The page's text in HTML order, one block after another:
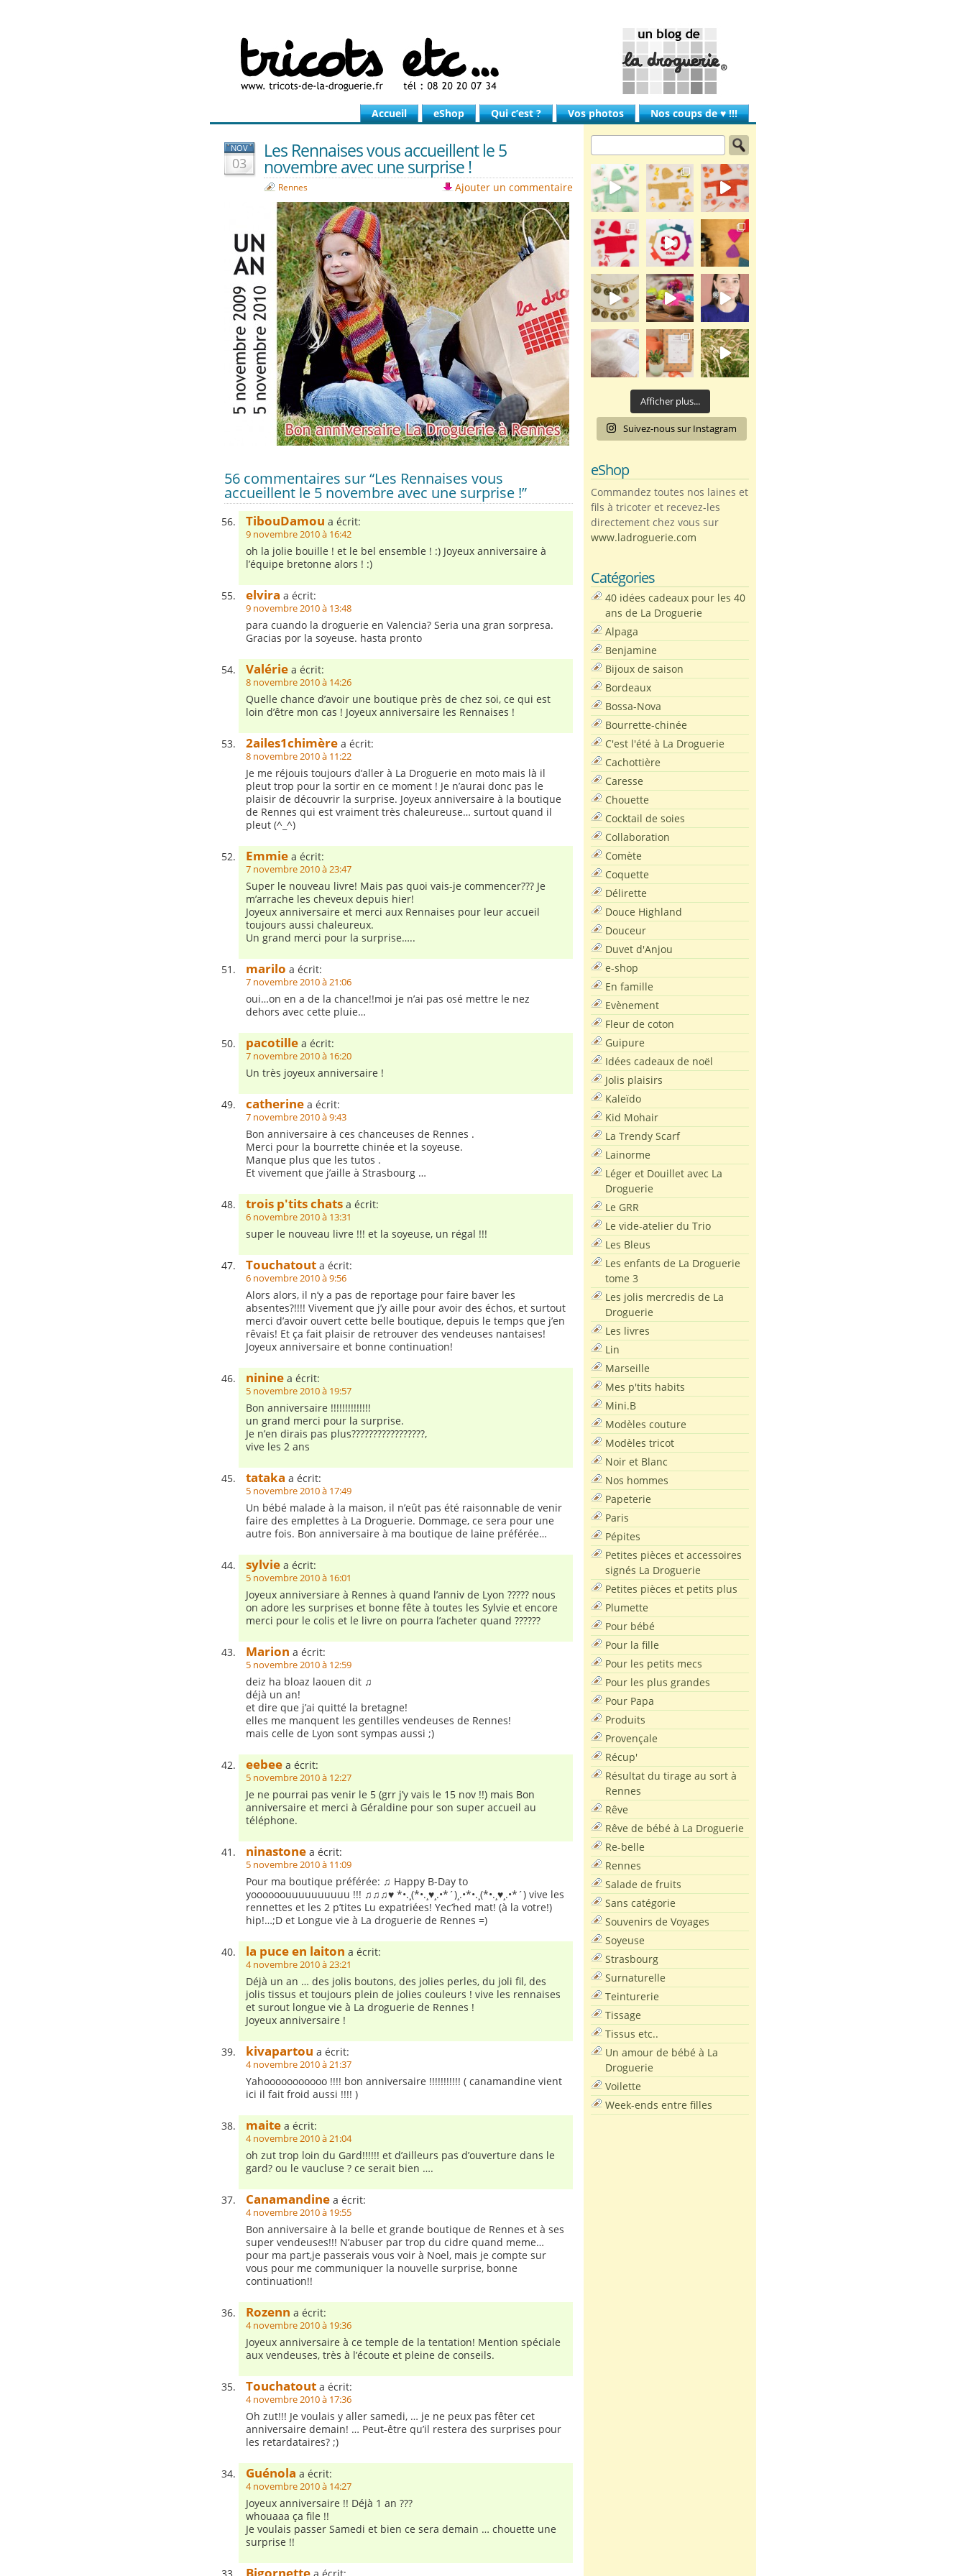
Accueil eShop Qui c’est ? Vos photos Nos coups de ♥ !!!
NOV
03
Les Rennaises vous accueillent le 5
novembre avec une surprise !
Rennes Ajouter un commentaire
56 commentaires sur “Les Rennaises vous
accueillent le 5 novembre avec une surprise !”
TibouDamou a écrit:
9 novembre 2010 à 16:42
oh la jolie bouille ! et le bel ensemble ! :) Joyeux anniversaire à
l’équipe bretonne alors ! :)
elvira a écrit:
9 novembre 2010 à 13:48
para cuando la droguerie en Valencia? Seria una gran sorpresa.
Gracias por la soyeuse. hasta pronto
Valérie a écrit:
8 novembre 2010 à 14:26
Quelle chance d’avoir une boutique près de chez soi, ce qui est
loin d’être mon cas ! Joyeux anniversaire les Rennaises !
2ailes1chimère a écrit:
8 novembre 2010 à 11:22
Je me réjouis toujours d’aller à La Droguerie en moto mais là il
pleut trop pour la sortir en ce moment ! Je n’aurai donc pas le
plaisir de découvrir la surprise. Joyeux anniversaire à la boutique
de Rennes qui est vraiment très chaleureuse… surtout quand il
pleut (^_^)
Emmie a écrit:
7 novembre 2010 à 23:47
Super le nouveau livre! Mais pas quoi vais-je commencer??? Je
m’arrache les cheveux depuis hier!
Joyeux anniversaire et merci aux Rennaises pour leur accueil
toujours aussi chaleureux.
Un grand merci pour la surprise…..
marilo a écrit:
7 novembre 2010 à 21:06
oui…on en a de la chance!!moi je n’ai pas osé mettre le nez
dehors avec cette pluie…
pacotille a écrit:
7 novembre 2010 à 16:20
Un très joyeux anniversaire !
catherine a écrit:
7 novembre 2010 à 9:43
Bon anniversaire à ces chanceuses de Rennes .
Merci pour la bourrette chinée et la soyeuse.
Manque plus que les tutos .
Et vivement que j’aille à Strasbourg …
trois p'tits chats a écrit:
6 novembre 2010 à 13:31
super le nouveau livre !!! et la soyeuse, un régal !!!
Touchatout a écrit:
6 novembre 2010 à 9:56
Alors alors, il n’y a pas de reportage pour faire baver les
absentes?!!!! Vivement que j’y aille pour avoir des échos, et surtout
merci d’avoir ouvert cette belle boutique, depuis le temps que j’en
rêvais! Et ça fait plaisir de retrouver des vendeuses nantaises!
Joyeux anniversaire et bonne continuation!
ninine a écrit:
5 novembre 2010 à 19:57
Bon anniversaire !!!!!!!!!!!!!!
un grand merci pour la surprise.
Je n’en dirais pas plus?????????????????,
vive les 2 ans
tataka a écrit:
5 novembre 2010 à 17:49
Un bébé malade à la maison, il n’eût pas été raisonnable de venir
faire des emplettes à La Droguerie. Dommage, ce sera pour une
autre fois. Bon anniversaire à ma boutique de laine préférée…
sylvie a écrit:
5 novembre 2010 à 16:01
Joyeux anniversiare à Rennes à quand l’anniv de Lyon ????? nous
on adore les surprises et bonne fête à toutes les Sylvie et encore
merci pour le colis et le livre on pourra l’acheter quand ??????
Marion a écrit:
5 novembre 2010 à 12:59
deiz ha bloaz laouen dit ♫
déjà un an!
et dire que j’ai quitté la bretagne!
elles me manquent les gentilles vendeuses de Rennes!
mais celle de Lyon sont sympas aussi ;)
eebee a écrit:
5 novembre 2010 à 12:27
Je ne pourrai pas venir le 5 (grr j’y vais le 15 nov !!) mais Bon
anniversaire et merci à Géraldine pour son super accueil au
téléphone.
ninastone a écrit:
5 novembre 2010 à 11:09
Pour ma boutique préférée: ♫ Happy B-Day to
yoooooouuuuuuuuuu !!! ♫♫♫♥ *•.¸(*•.¸♥¸.•*´)¸.•*•.¸(*•.¸♥¸.•*´) vive les
rennettes et les 2 p’tites Lu expatriées! Yec’hed mat! (à la votre!)
hip!…;D et Longue vie à La droguerie de Rennes =)
la puce en laiton a écrit:
4 novembre 2010 à 23:21
Déjà un an … des jolis boutons, des jolies perles, du joli fil, des
jolis tissus et toujours plein de jolies couleurs ! vive les rennaises
et surout longue vie à La droguerie de Rennes !
Joyeux anniversaire !
kivapartou a écrit:
4 novembre 2010 à 21:37
Yahooooooooooo !!!! bon anniversaire !!!!!!!!!!! ( canamandine vient
ici il fait froid aussi !!!! )
maite a écrit:
4 novembre 2010 à 21:04
oh zut trop loin du Gard!!!!!! et d’ailleurs pas d’ouverture dans le
gard? ou le vaucluse ? ce serait bien ….
Canamandine a écrit:
4 novembre 2010 à 19:55
Bon anniversaire à la belle et grande boutique de Rennes et à ses
super vendeuses!!! N’abuser par trop du cidre quand meme…
pour ma part,je passerais vous voir à Noel, mais je compte sur
vous pour me communiquer la nouvelle surprise, bonne
continuation!!
Rozenn a écrit:
4 novembre 2010 à 19:36
Joyeux anniversaire à ce temple de la tentation! Mention spéciale
aux vendeuses, très à l’écoute et pleine de conseils.
Touchatout a écrit:
4 novembre 2010 à 17:36
Oh zut!!! Je voulais y aller samedi, … je ne peux pas fêter cet
anniversaire demain! … Peut-être qu’il restera des surprises pour
les retardataires? ;)
Guénola a écrit:
4 novembre 2010 à 14:27
Joyeux anniversaire !! Déjà 1 an ???
whouaaa ça file !!
Je voulais passer Samedi et bien ce sera demain … chouette une
surprise !!
Afficher plus...
Suivez-nous sur Instagram
eShop
Commandez toutes nos laines et
fils à tricoter et recevez-les
directement chez vous sur
www.ladroguerie.com
Catégories
40 idées cadeaux pour les 40
ans de La Droguerie
Alpaga
Benjamine
Bijoux de saison
Bordeaux
Bossa-Nova
Bourrette-chinée
C'est l'été à La Droguerie
Cachottière
Caresse
Chouette
Cocktail de soies
Collaboration
Comète
Coquette
Délirette
Douce Highland
Douceur
Duvet d'Anjou
e-shop
En famille
Evènement
Fleur de coton
Guipure
Idées cadeaux de noël
Jolis plaisirs
Kaleïdo
Kid Mohair
La Trendy Scarf
Lainorme
Léger et Douillet avec La
Droguerie
Le GRR
Le vide-atelier du Trio
Les Bleus
Les enfants de La Droguerie
tome 3
Les jolis mercredis de La
Droguerie
Les livres
Lin
Marseille
Mes p'tits habits
Mini.B
Modèles couture
Modèles tricot
Noir et Blanc
Nos hommes
Papeterie
Paris
Pépites
Petites pièces et accessoires
signés La Droguerie
Petites pièces et petits plus
Plumette
Pour bébé
Pour la fille
Pour les petits mecs
Pour les plus grandes
Pour Papa
Produits
Provençale
Récup'
Résultat du tirage au sort à
Rennes
Rêve
Rêve de bébé à La Droguerie
Re-belle
Rennes
Salade de fruits
Sans catégorie
Souvenirs de Voyages
Soyeuse
Strasbourg
Surnaturelle
Teinturerie
Tissage
Tissus etc..
Un amour de bébé à La
Droguerie
Voilette
Week-ends entre filles